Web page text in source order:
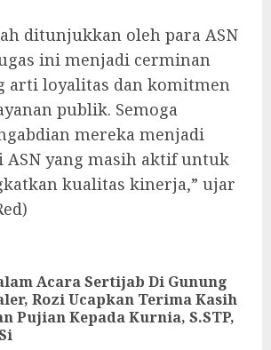
ditunjukkan oleh para ASN
ini menjadi cerminan
arti loyalitas dan komitmen
publik. Semoga
mereka menjadi
ASN yang masih aktif untuk
kualitas kinerja,” ujar
Acara Sertijab Di Gunung
Rozi Ucapkan Terima Kasih
Pujian Kepada Kurnia, S.STP,